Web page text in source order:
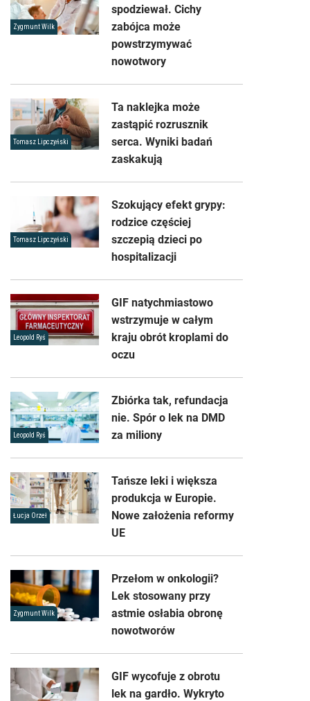
Zygmunt Wilk
spodziewał. Cichy
zabójca może
powstrzymywać
nowotwory
Tomasz Lipczyński
Ta naklejka może
zastąpić rozrusznik
serca. Wyniki badań
zaskakują
Tomasz Lipczyński
Szokujący efekt grypy:
rodzice częściej
szczepią dzieci po
hospitalizacji
Leopold Ryś
GIF natychmiastowo
wstrzymuje w całym
kraju obrót kroplami do
oczu
Leopold Ryś
Zbiórka tak, refundacja
nie. Spór o lek na DMD
za miliony
Łucja Orzeł
Tańsze leki i większa
produkcja w Europie.
Nowe założenia reformy
UE
Zygmunt Wilk
Przełom w onkologii?
Lek stosowany przy
astmie osłabia obronę
nowotworów
GIF wycofuje z obrotu
lek na gardło. Wykryto